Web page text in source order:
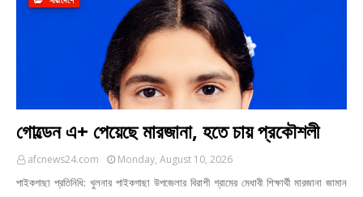
গোল্ডেন এ+ পেয়েছে মারজানা, হতে চায় প্রকৌশলী
afcnews24.com Monday, August 10, 2026
পাইকগাছা প্রতিনিধি: খুলনার পাইকগাছা উপজেলার বিরাশী গ্রামের মেধাবী শিক্ষার্থী মারজানা জামান